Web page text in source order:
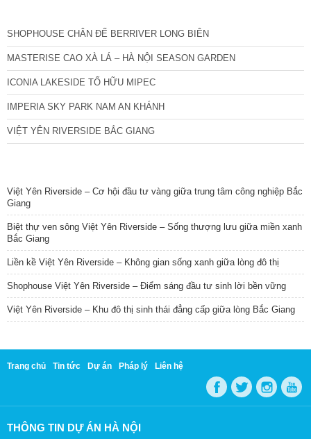
SHOPHOUSE CHÂN ĐẾ BERRIVER LONG BIÊN
MASTERISE CAO XÀ LÁ – HÀ NỘI SEASON GARDEN
ICONIA LAKESIDE TỐ HỮU MIPEC
IMPERIA SKY PARK NAM AN KHÁNH
VIỆT YÊN RIVERSIDE BẮC GIANG
Việt Yên Riverside – Cơ hội đầu tư vàng giữa trung tâm công nghiệp Bắc
Giang
Biệt thự ven sông Việt Yên Riverside – Sống thượng lưu giữa miền xanh
Bắc Giang
Liền kề Việt Yên Riverside – Không gian sống xanh giữa lòng đô thị
Shophouse Việt Yên Riverside – Điểm sáng đầu tư sinh lời bền vững
Việt Yên Riverside – Khu đô thị sinh thái đẳng cấp giữa lòng Bắc Giang
Trang chủ Tin tức Dự án Pháp lý Liên hệ
THÔNG TIN DỰ ÁN HÀ NỘI